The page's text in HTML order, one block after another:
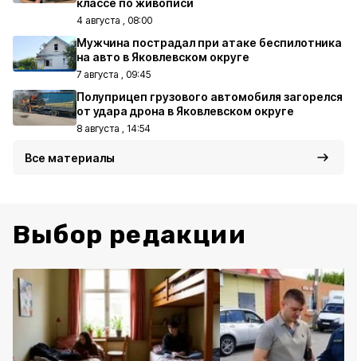
классе по живописи
4 августа , 08:00
Мужчина пострадал при атаке беспилотника
на авто в Яковлевском округе
7 августа , 09:45
Полуприцеп грузового автомобиля загорелся
от удара дрона в Яковлевском округе
8 августа , 14:54
Все материалы
Выбор редакции